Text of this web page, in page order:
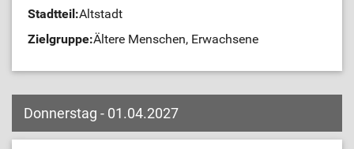
Stadtteil:Altstadt
Zielgruppe:Ältere Menschen, Erwachsene
Donnerstag - 01.04.2027